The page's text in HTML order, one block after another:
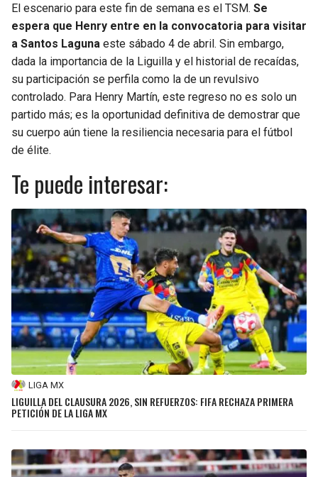
El escenario para este fin de semana es el TSM. Se
espera que Henry entre en la convocatoria para visitar
a Santos Laguna este sábado 4 de abril. Sin embargo,
dada la importancia de la Liguilla y el historial de recaídas,
su participación se perfila como la de un revulsivo
controlado. Para Henry Martín, este regreso no es solo un
partido más; es la oportunidad definitiva de demostrar que
su cuerpo aún tiene la resiliencia necesaria para el fútbol
de élite.
Te puede interesar:
LIGA MX
LIGUILLA DEL CLAUSURA 2026, SIN REFUERZOS: FIFA RECHAZA PRIMERA
PETICIÓN DE LA LIGA MX